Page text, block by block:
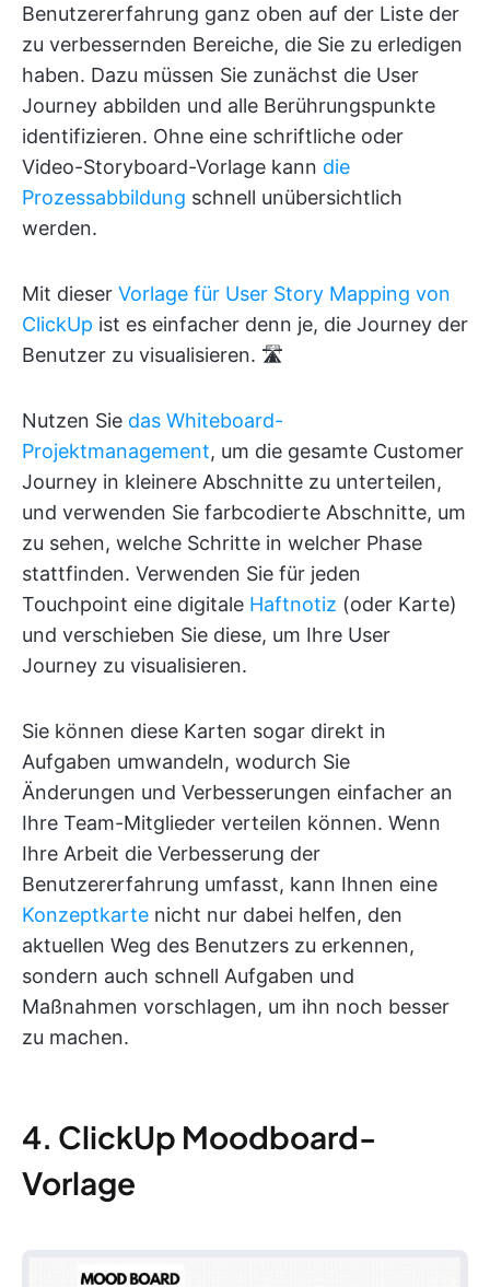
Benutzererfahrung ganz oben auf der Liste der
zu verbessernden Bereiche, die Sie zu erledigen
haben. Dazu müssen Sie zunächst die User
Journey abbilden und alle Berührungspunkte
identifizieren. Ohne eine schriftliche oder
Video-Storyboard-Vorlage kann die
Prozessabbildung schnell unübersichtlich
werden.
Mit dieser Vorlage für User Story Mapping von
ClickUp ist es einfacher denn je, die Journey der
Benutzer zu visualisieren. 🛣️
Nutzen Sie das Whiteboard-
Projektmanagement, um die gesamte Customer
Journey in kleinere Abschnitte zu unterteilen,
und verwenden Sie farbcodierte Abschnitte, um
zu sehen, welche Schritte in welcher Phase
stattfinden. Verwenden Sie für jeden
Touchpoint eine digitale Haftnotiz (oder Karte)
und verschieben Sie diese, um Ihre User
Journey zu visualisieren.
Sie können diese Karten sogar direkt in
Aufgaben umwandeln, wodurch Sie
Änderungen und Verbesserungen einfacher an
Ihre Team-Mitglieder verteilen können. Wenn
Ihre Arbeit die Verbesserung der
Benutzererfahrung umfasst, kann Ihnen eine
Konzeptkarte nicht nur dabei helfen, den
aktuellen Weg des Benutzers zu erkennen,
sondern auch schnell Aufgaben und
Maßnahmen vorschlagen, um ihn noch besser
zu machen.
4. ClickUp Moodboard-
Vorlage